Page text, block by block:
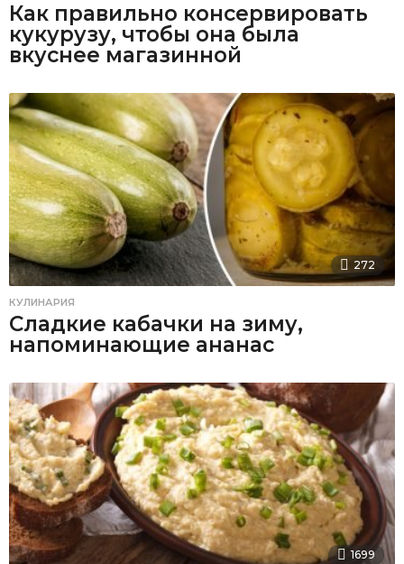
Как правильно консервировать
кукурузу, чтобы она была
вкуснее магазинной
272
КУЛИНАРИЯ
Сладкие кабачки на зиму,
напоминающие ананас
1699